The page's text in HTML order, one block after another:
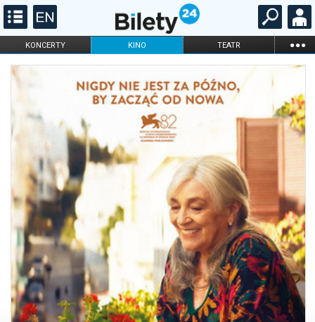
KONCERTY KINO TEATR ...
FILHARMONIA OPERA I BALET
ONLINE KARNETY